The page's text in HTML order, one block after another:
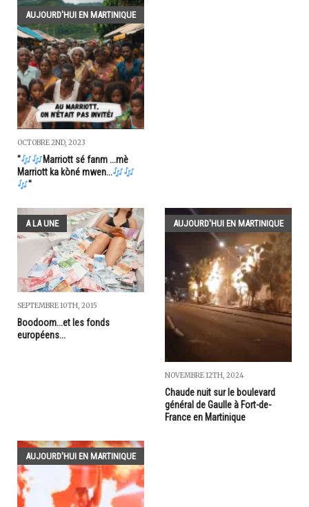
AUJOURD'HUI EN MARTINIQUE
OCTOBRE 2ND, 2023
"
Marriott sé fanm ...mè
Marriott ka kòné mwen...
"
A LA UNE
SEPTEMBRE 10TH, 2015
Boodoom...et les fonds
européens...
AUJOURD'HUI EN MARTINIQUE
NOVEMBRE 12TH, 2024
Chaude nuit sur le boulevard
général de Gaulle à Fort-de-
France en Martinique
AUJOURD'HUI EN MARTINIQUE